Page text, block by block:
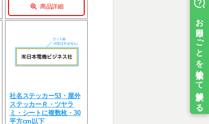
商品詳細
社名ステッカー53・屋外
ステッカーＲ・ツヤラ
ミ・シートに複数枚・30
平方cm以下